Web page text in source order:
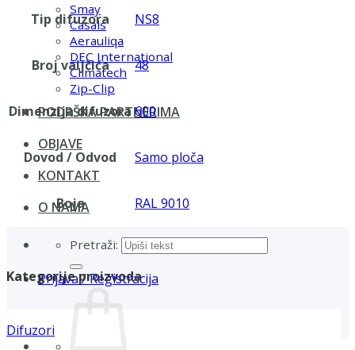
Smay
Casals
Aerauliqa
DEC International
Climatech
Zip-Clip
PODRŠKA PARTNERIMA
OBJAVE
KONTAKT
O NAMA
Pretraži:
Prijava / Registracija
Tip difuzora NS8
Broj valjčića 48
Dimenzija difuzora600
Dovod / Odvod Samo ploča
Boja RAL 9010
Kategorije proizvoda
Difuzori